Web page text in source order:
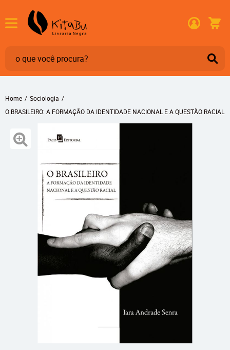
Home
Sociologia
O BRASILEIRO: A FORMAÇÃO DA IDENTIDADE NACIONAL E A QUESTÃO RACIAL